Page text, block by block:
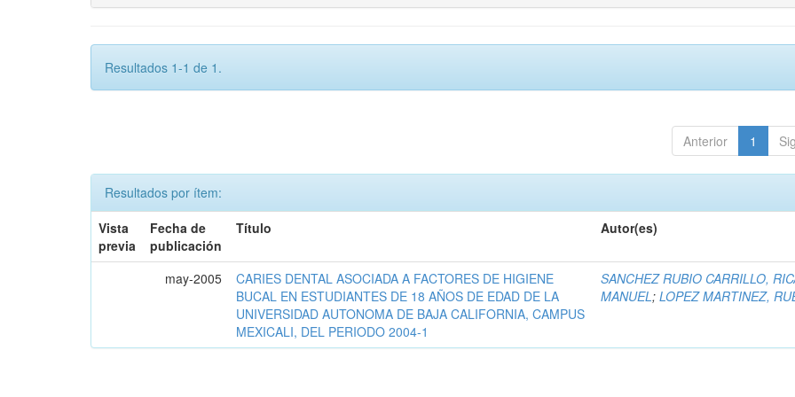
Resultados 1-1 de 1.
Anterior 1
Resultados por ítem:
Vista
previa
Fecha de
publicación
Título Autor(es)
may-2005
CARIES DENTAL ASOCIADA A FACTORES DE HIGIENE
BUCAL EN ESTUDIANTES DE 18 AÑOS DE EDAD DE LA
UNIVERSIDAD AUTONOMA DE BAJA CALIFORNIA, CAMPUS
MEXICALI, DEL PERIODO 2004-1
SANCHEZ RUBIO CARRILLO,
MANUEL;LOPEZ MARTINEZ,